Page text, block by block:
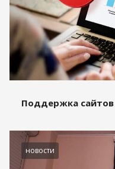
Поддержка сайтов
новости